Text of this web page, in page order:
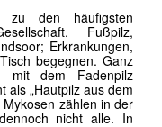
zu den häufigsten
Fußpilz,
Erkrankungen,
begegnen. Ganz
mit dem Fadenpilz
als „Hautpilz aus dem
zählen in der
nicht alle. In